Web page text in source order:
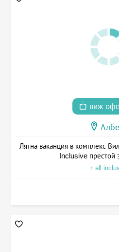
виж
Лятна ваканция в комплекс
Inclusive престой
+ all